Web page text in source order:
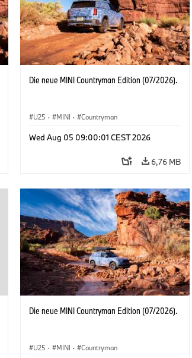
Die neue MINI Countryman Edition (07/2026).
U25 · MINI · Countryman
Wed Aug 05 09:00:01 CEST 2026
6,76 MB
Die neue MINI Countryman Edition (07/2026).
U25 · MINI · Countryman